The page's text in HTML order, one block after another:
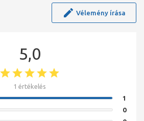
Vélemény írása
5,0
1 értékelés
1
0